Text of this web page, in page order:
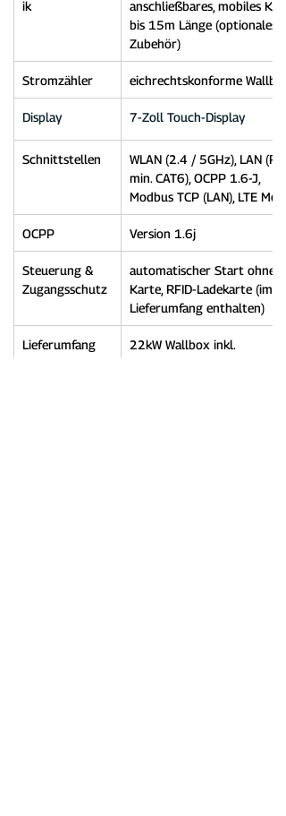
ik
anschließbares, mobiles
bis 15m Länge (optionales
Zubehör)
Stromzähler eichrechtskonforme Wallbox
Display 7-Zoll Touch-Display
Schnittstellen
WLAN (2.4 / 5GHz), LAN
min. CAT6), OCPP 1.6-J,
Modbus TCP (LAN), LTE
OCPP Version 1.6j
Steuerung &
Zugangsschutz
automatischer Start ohne
Karte, RFID-Ladekarte (im
Lieferumfang enthalten)
Lieferumfang
22kW Wallbox inkl.